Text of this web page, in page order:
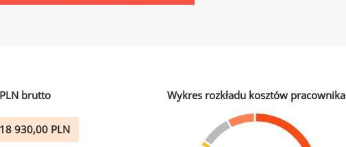
brutto
18 930,00 PLN
Wykres rozkładu kosztów pracownika